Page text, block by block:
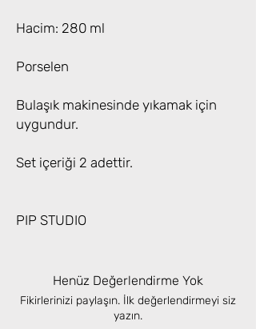
Hacim: 280 ml
Porselen
Bulaşık makinesinde yıkamak için
uygundur.
Set içeriği 2 adettir.
PIP STUDIO
Henüz Değerlendirme Yok
Fikirlerinizi paylaşın. İlk değerlendirmeyi siz
yazın.